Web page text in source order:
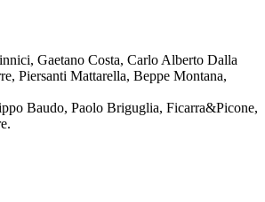
Gaetano Costa, Carlo Alberto Dalla
Piersanti Mattarella, Beppe Montana,
Baudo, Paolo Briguglia, Ficarra&Picone,